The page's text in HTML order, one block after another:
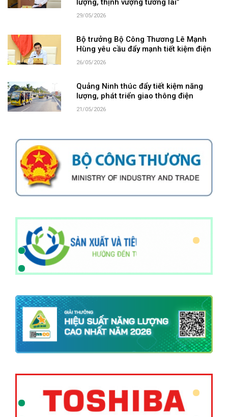
lượng, thịnh vượng tương lai”
29/05/2026
Bộ trưởng Bộ Công Thương Lê Mạnh
Hùng yêu cầu đẩy mạnh tiết kiệm điện
26/05/2026
Quảng Ninh thúc đẩy tiết kiệm năng
lượng, phát triển giao thông điện
21/05/2026